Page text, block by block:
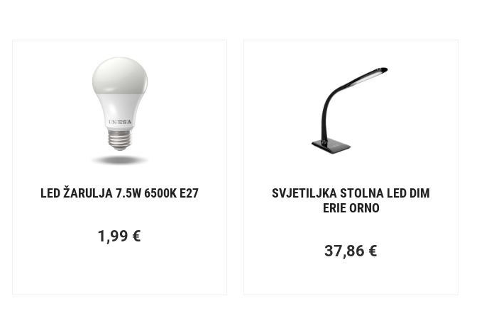
LED ŽARULJA 7.5W 6500K E27
1,99 €
SVJETILJKA STOLNA LED DIM
ERIE ORNO
37,86 €